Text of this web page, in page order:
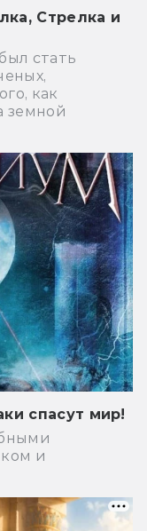
Стрелка и
стать
как
земной
спасут мир!
и